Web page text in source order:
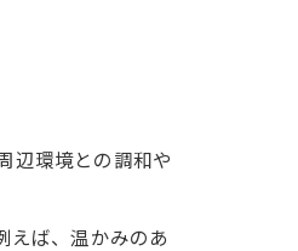
辺環境との調和や
えば、温かみのあ